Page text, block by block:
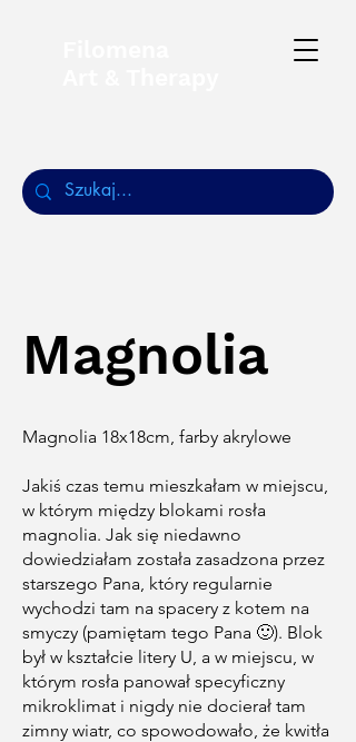
Magnolia
Magnolia 18x18cm, farby akrylowe
Jakiś czas temu mieszkałam w miejscu,
w którym między blokami rosła
magnolia. Jak się niedawno
dowiedziałam została zasadzona przez
starszego Pana, który regularnie
wychodzi tam na spacery z kotem na
smyczy (pamiętam tego Pana 🙂). Blok
był w kształcie litery U, a w miejscu, w
którym rosła panował specyficzny
mikroklimat i nigdy nie docierał tam
zimny wiatr, co spowodowało, że kwitła